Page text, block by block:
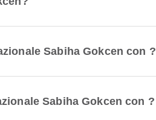
Sabiha Gokcen con ?
Sabiha Gokcen con ?